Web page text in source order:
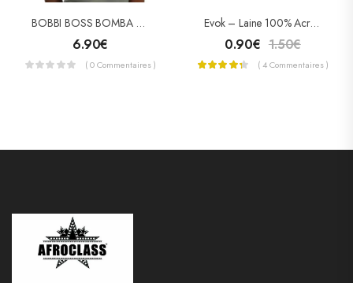
BOBBI BOSS BOMBA NUBIAN TWIST 18″ Crochet
6.90€
( 0 Commentaires )
Evok – Laine 100% Acrylique
0.90€ 1.50€
( 4 Commentaires )